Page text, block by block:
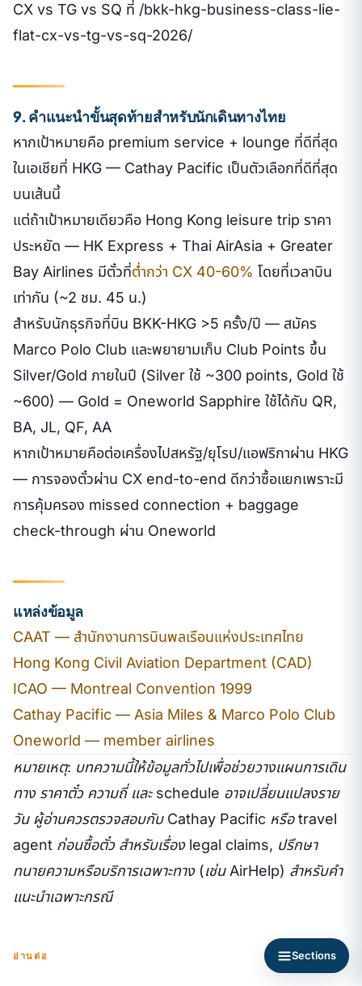
CX vs TG vs SQ ที่ /bkk-hkg-business-class-lie-
flat-cx-vs-tg-vs-sq-2026/
9. คำแนะนำขั้นสุดท้ายสำหรับนักเดินทางไทย
หากเป้าหมายคือ premium service + lounge ที่ดีที่สุด
ในเอเชียที่ HKG — Cathay Pacific เป็นตัวเลือกที่ดีที่สุด
บนเส้นนี้
แต่ถ้าเป้าหมายเดียวคือ Hong Kong leisure trip ราคา
ประหยัด — HK Express + Thai AirAsia + Greater
Bay Airlines มีตั๋วที่ต่ำกว่า CX 40-60% โดยที่เวลาบิน
เท่ากัน (~2 ชม. 45 น.)
สำหรับนักธุรกิจที่บิน BKK-HKG >5 ครั้ง/ปี — สมัคร
Marco Polo Club และพยายามเก็บ Club Points ขึ้น
Silver/Gold ภายในปี (Silver ใช้ ~300 points, Gold ใช้
~600) — Gold = Oneworld Sapphire ใช้ได้กับ QR,
BA, JL, QF, AA
หากเป้าหมายคือต่อเครื่องไปสหรัฐ/ยุโรป/แอฟริกาผ่าน HKG
— การจองตั๋วผ่าน CX end-to-end ดีกว่าซื้อแยกเพราะมี
การคุ้มครอง missed connection + baggage
check-through ผ่าน Oneworld
แหล่งข้อมูล
CAAT — สำนักงานการบินพลเรือนแห่งประเทศไทย
Hong Kong Civil Aviation Department (CAD)
ICAO — Montreal Convention 1999
Cathay Pacific — Asia Miles & Marco Polo Club
Oneworld — member airlines
หมายเหตุ: บทความนี้ให้ข้อมูลทั่วไปเพื่อช่วยวางแผนการเดิน
ทาง ราคาตั๋ว ความถี่ และ schedule อาจเปลี่ยนแปลงราย
วัน ผู้อ่านควรตรวจสอบกับ Cathay Pacific หรือ travel
agent ก่อนซื้อตั๋ว สำหรับเรื่อง legal claims, ปรึกษา
ทนายความหรือบริการเฉพาะทาง (เช่น AirHelp) สำหรับคำ
แนะนำเฉพาะกรณี
อ่านต่อ Sections